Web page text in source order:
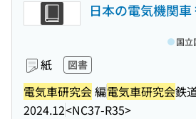
日本の電気機関車
紙 図書
電気車研究会編電気車研究会鉄
2024.12<NC37-R35>
国立